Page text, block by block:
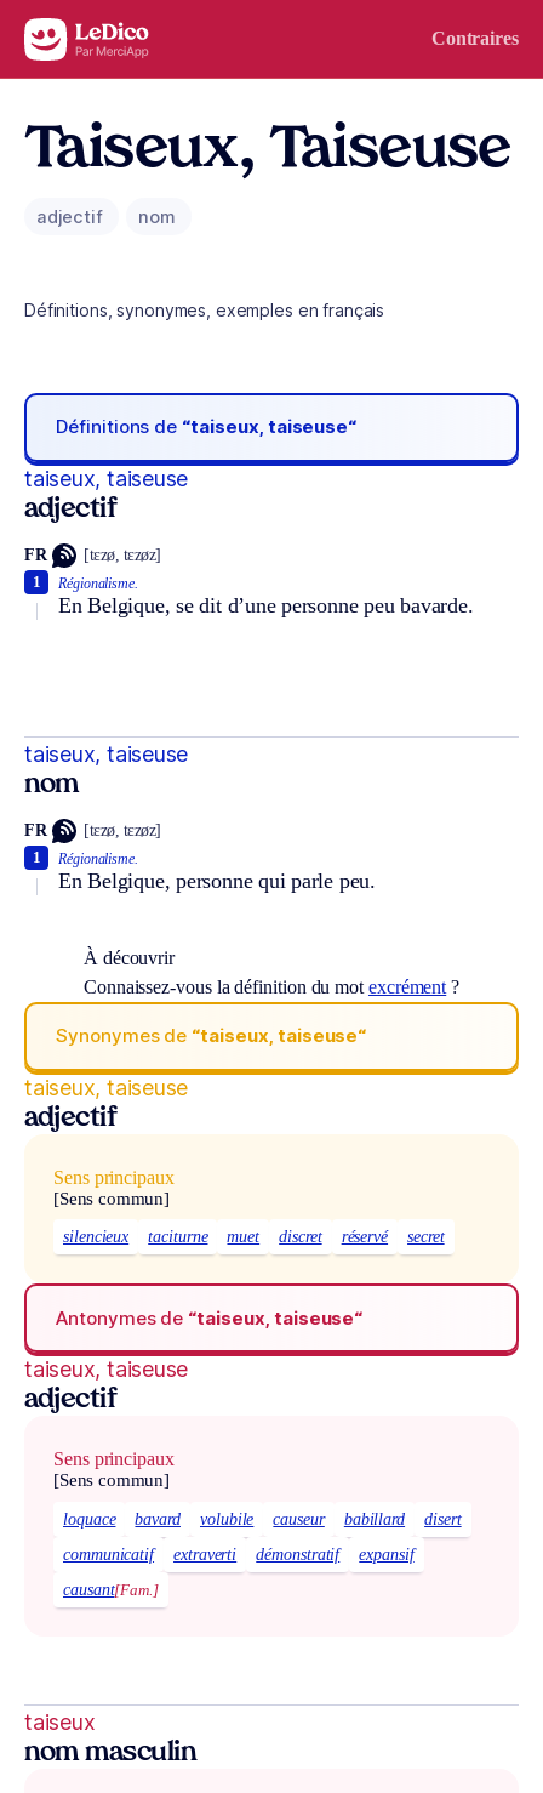
Aller au contenu Contraires
Taiseux, Taiseuse
adjectif nom
Définitions, synonymes, exemples en français
Définitions de “taiseux, taiseuse“
taiseux, taiseuse
adjectif
FR [tɛzø, tɛzøz]
Régionalisme.
En Belgique, se dit d’une personne peu bavarde.
1
taiseux, taiseuse
nom
FR [tɛzø, tɛzøz]
Régionalisme.
En Belgique, personne qui parle peu.
1
À découvrir
Connaissez-vous la définition du mot excrément ?
Synonymes de “taiseux, taiseuse“
taiseux, taiseuse
adjectif
Sens principaux
[Sens commun]
silencieux taciturne muet discret réservé secret
Antonymes de “taiseux, taiseuse“
taiseux, taiseuse
adjectif
Sens principaux
[Sens commun]
loquace bavard volubile causeur babillard
disert
communicatif
extraverti démonstratif
expansif
causant[Fam.]
taiseux
nom masculin